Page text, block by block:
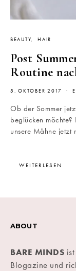
BEAUTY HAIR
Post
Routine
5. OKTOBER 2017
Ob der Sommer
beglücken möchte?
unsere Mähne jetzt
WEITERLESEN
ABOUT
BARE MINDS
Blogazine und